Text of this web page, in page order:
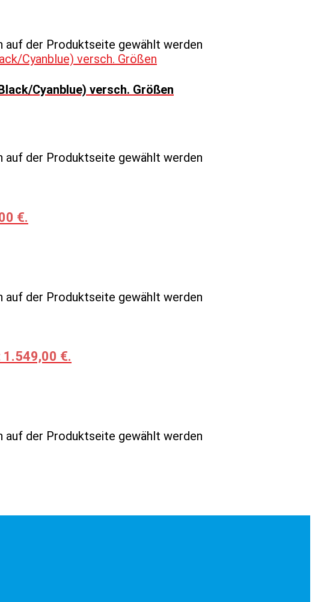
auf der Produktseite gewählt werden
Cyanblue) versch. Größen
auf der Produktseite gewählt werden
€.
auf der Produktseite gewählt werden
€.
auf der Produktseite gewählt werden